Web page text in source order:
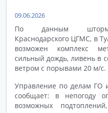
Публичные слушания и
Документы
09.06.2026
По данным
Краснодарского ЦГМС, в
возможен комплекс
сильный дождь, ливень в
ветром с порывами 20 м/с.
Управление по делам ГО
сообщает: в непогоду
возможных